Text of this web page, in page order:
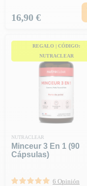
Precio
16,90 €
REGALO | CÓDIGO:
NUTRACLEAR
NUTRACLEAR
Minceur 3 En 1 (90
Cápsulas)
6 Opinión